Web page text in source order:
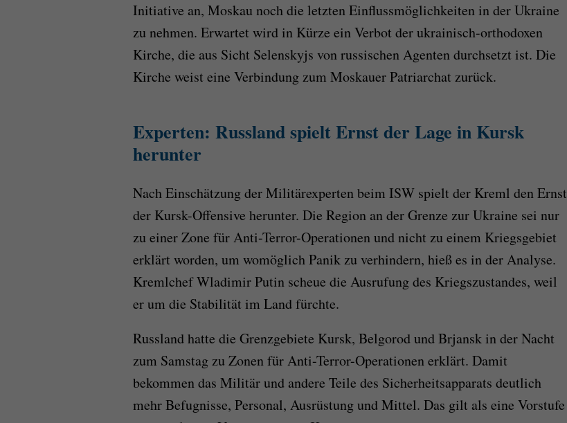
Initiative an, Moskau noch die letzten Einflussmöglichkeiten in der Ukraine
zu nehmen. Erwartet wird in Kürze ein Verbot der ukrainisch-orthodoxen
Kirche, die aus Sicht Selenskyjs von russischen Agenten durchsetzt ist. Die
Kirche weist eine Verbindung zum Moskauer Patriarchat zurück.
Experten: Russland spielt Ernst der Lage in Kursk
herunter
Nach Einschätzung der Militärexperten beim ISW spielt der Kreml den Ernst
der Kursk-Offensive herunter. Die Region an der Grenze zur Ukraine sei nur
zu einer Zone für Anti-Terror-Operationen und nicht zu einem Kriegsgebiet
erklärt worden, um womöglich Panik zu verhindern, hieß es in der Analyse.
Kremlchef Wladimir Putin scheue die Ausrufung des Kriegszustandes, weil
er um die Stabilität im Land fürchte.
Russland hatte die Grenzgebiete Kursk, Belgorod und Brjansk in der Nacht
zum Samstag zu Zonen für Anti-Terror-Operationen erklärt. Damit
bekommen das Militär und andere Teile des Sicherheitsapparats deutlich
mehr Befugnisse, Personal, Ausrüstung und Mittel. Das gilt als eine Vorstufe